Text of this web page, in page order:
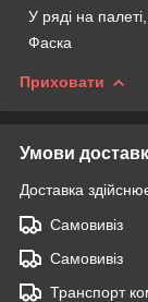
У ряді на
Фаска
Приховати
Умови
Доставка
Самовивіз
Самовивіз
Транспорт